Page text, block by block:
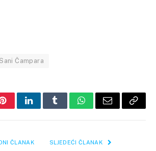
Sani Čampara
PinterestLinkedInTumblrWhatsApp
Email Copy
ČLANAK SLJEDEĆI ČLANAK